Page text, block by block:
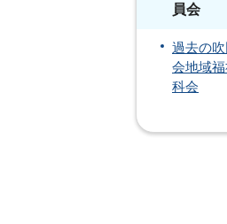
員会
過去の
会地域
科会